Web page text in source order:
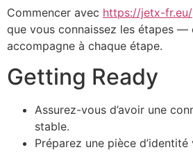
Commencer avec https://jetx-fr.eu/
que vous connaissez les étapes —
accompagne à chaque étape.
Getting Ready
Assurez-vous d’avoir une
stable.
Préparez une pièce